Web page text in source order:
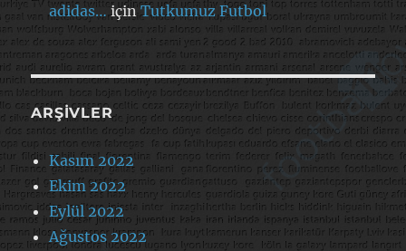
adidas… içinTutkumuz Futbol
ARŞIVLER
Kasım 2022
Ekim 2022
Eylül 2022
Ağustos 2022